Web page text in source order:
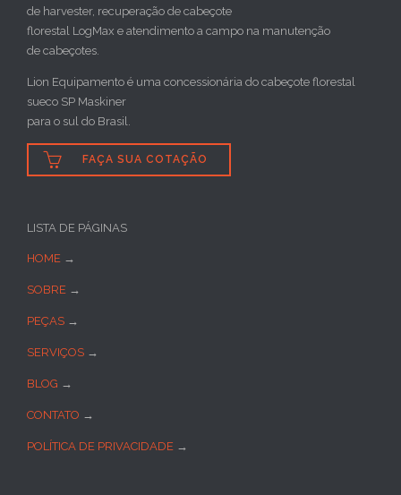
de harvester, recuperação de cabeçote
florestal LogMax e atendimento a campo na manutenção
de cabeçotes.
Lion Equipamento é uma concessionária do cabeçote florestal
sueco SP Maskiner
para o sul do Brasil.
 FAÇA SUA COTAÇÃO
LISTA DE PÁGINAS
HOME →
SOBRE →
PEÇAS →
SERVIÇOS →
BLOG →
CONTATO →
POLÍTICA DE PRIVACIDADE →